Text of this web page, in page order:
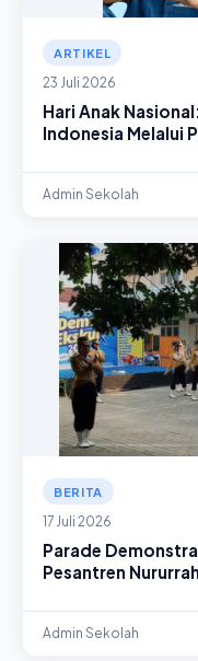
ARTIKEL
23 Juli 2026
Hari Anak
Indonesia Melalui
Admin Sekolah
BERITA
17 Juli 2026
Parade
Pesantren
Admin Sekolah